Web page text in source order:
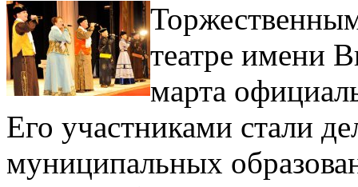
театре имени
марта
Его участниками стали
муниципальных